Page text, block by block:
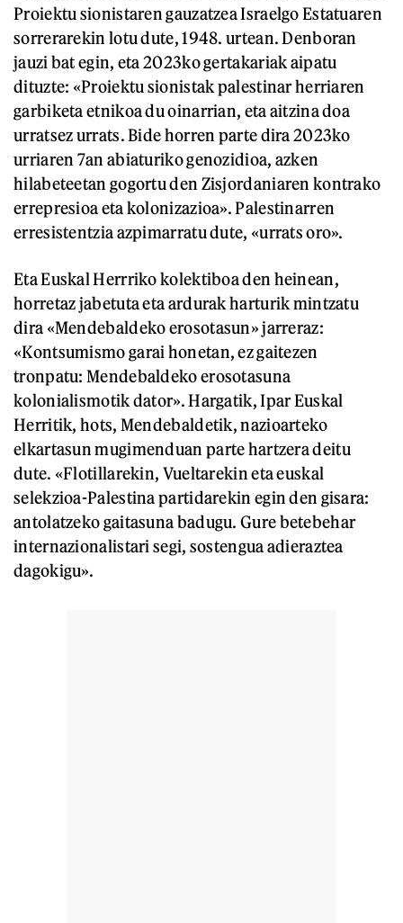
Proiektu sionistaren gauzatzea Israelgo Estatuaren
sorrerarekin lotu dute, 1948. urtean. Denboran
jauzi bat egin, eta 2023ko gertakariak aipatu
dituzte: «Proiektu sionistak palestinar herriaren
garbiketa etnikoa du oinarrian, eta aitzina doa
urratsez urrats. Bide horren parte dira 2023ko
urriaren 7an abiaturiko genozidioa, azken
hilabeteetan gogortu den Zisjordaniaren kontrako
errepresioa eta kolonizazioa». Palestinarren
erresistentzia azpimarratu dute, «urrats oro».
Eta Euskal Herrriko kolektiboa den heinean,
horretaz jabetuta eta ardurak harturik mintzatu
dira «Mendebaldeko erosotasun» jarreraz:
«Kontsumismo garai honetan, ez gaitezen
tronpatu: Mendebaldeko erosotasuna
kolonialismotik dator». Hargatik, Ipar Euskal
Herritik, hots, Mendebaldetik, nazioarteko
elkartasun mugimenduan parte hartzera deitu
dute. «Flotillarekin, Vueltarekin eta euskal
selekzioa-Palestina partidarekin egin den gisara:
antolatzeko gaitasuna badugu. Gure betebehar
internazionalistari segi, sostengua adieraztea
dagokigu».